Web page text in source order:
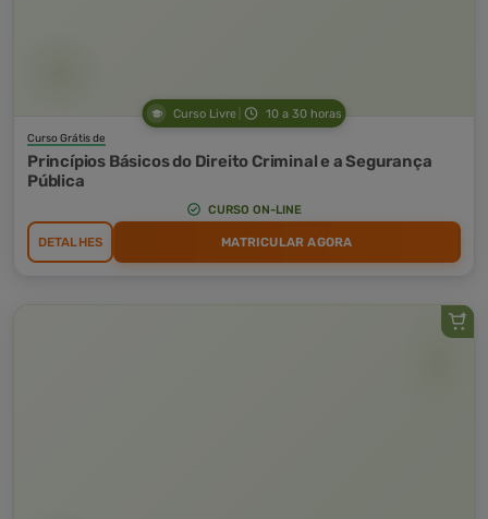
Curso Livre 10 a 30 horas
Curso Grátis de
Princípios Básicos do Direito Criminal e a Segurança
Pública
CURSO ON-LINE
DETALHES MATRICULAR AGORA